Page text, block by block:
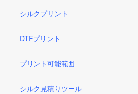
シルクプリント
DTFプリント
プリント可能範囲
シルク見積りツール